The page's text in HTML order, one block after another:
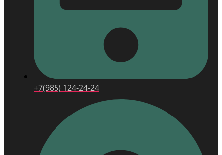
+7(985) 124-24-24